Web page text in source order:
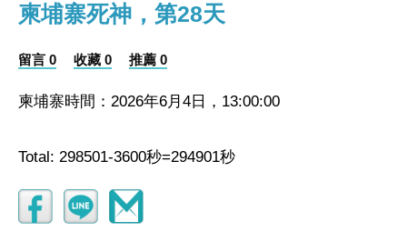
柬埔寨死神，第28天
留言 0 收藏 0 推薦 0
柬埔寨時間：2026年6月4日，13:00:00
Total: 298501-3600秒=294901秒